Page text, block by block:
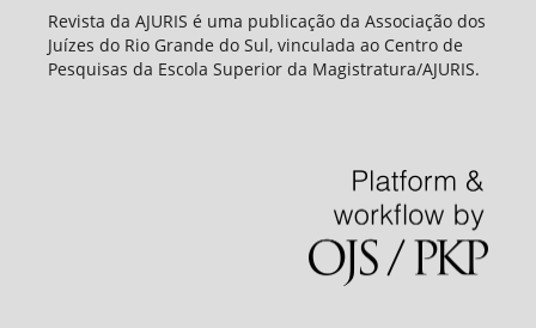
Revista da AJURIS é uma publicação da Associação dos
Juízes do Rio Grande do Sul, vinculada ao Centro de
Pesquisas da Escola Superior da Magistratura/AJURIS.